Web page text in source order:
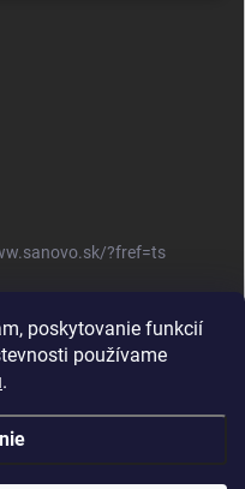
poskytovanie funkcií
používame
.
?fref=ts